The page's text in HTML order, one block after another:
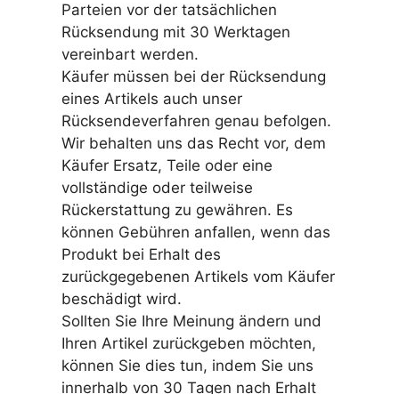
Parteien vor der tatsächlichen
Rücksendung mit 30 Werktagen
vereinbart werden.
Käufer müssen bei der Rücksendung
eines Artikels auch unser
Rücksendeverfahren genau befolgen.
Wir behalten uns das Recht vor, dem
Käufer Ersatz, Teile oder eine
vollständige oder teilweise
Rückerstattung zu gewähren. Es
können Gebühren anfallen, wenn das
Produkt bei Erhalt des
zurückgegebenen Artikels vom Käufer
beschädigt wird.
Sollten Sie Ihre Meinung ändern und
Ihren Artikel zurückgeben möchten,
können Sie dies tun, indem Sie uns
innerhalb von 30 Tagen nach Erhalt